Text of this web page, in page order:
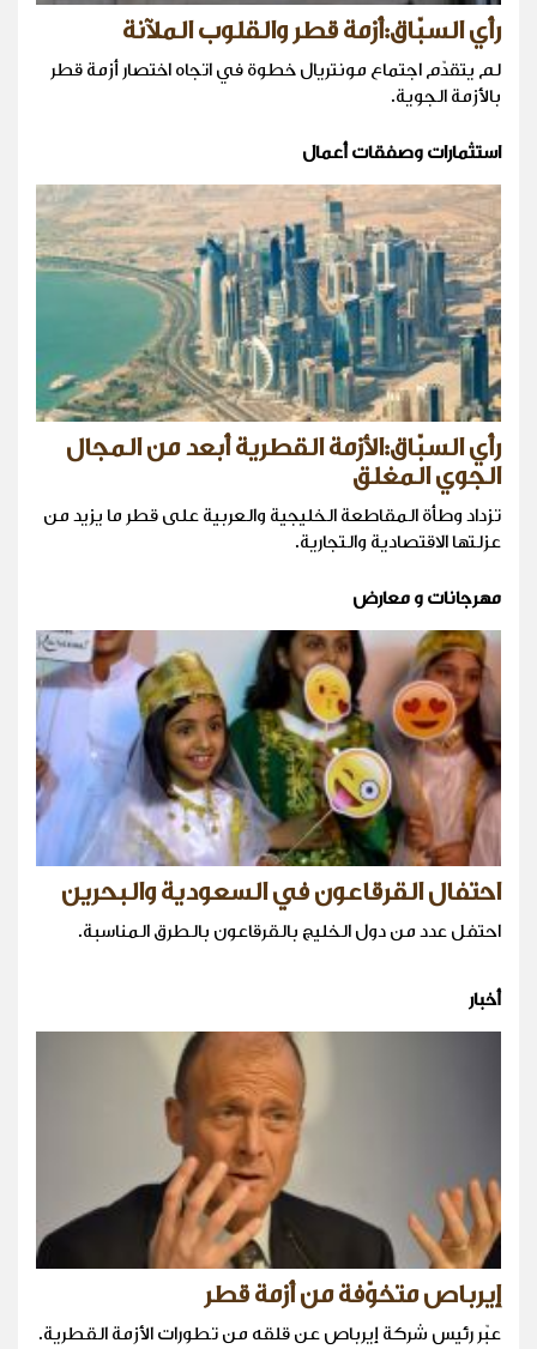
رأي السبّاق:أزمة قطر والقلوب الملآنة
لم يتقدّم اجتماع مونتريال خطوة في اتجاه اختصار أزمة قطر
بالأزمة الجوية.
استثمارات وصفقات أعمال
رأي السبّاق:الأزمة القطرية أبعد من المجال
الجوي المغلق
تزداد وطأة المقاطعة الخليجية والعربية على قطر ما يزيد من
عزلتها الاقتصادية والتجارية.
مهرجانات و معارض
احتفال القرقاعون في السعودية والبحرين
احتفل عدد من دول الخليج بالقرقاعون بالطرق المناسبة.
أخبار
إيرباص متخوّفة من أزمة قطر
عبّر رئيس شركة إيرباص عن قلقه من تطورات الأزمة القطرية.